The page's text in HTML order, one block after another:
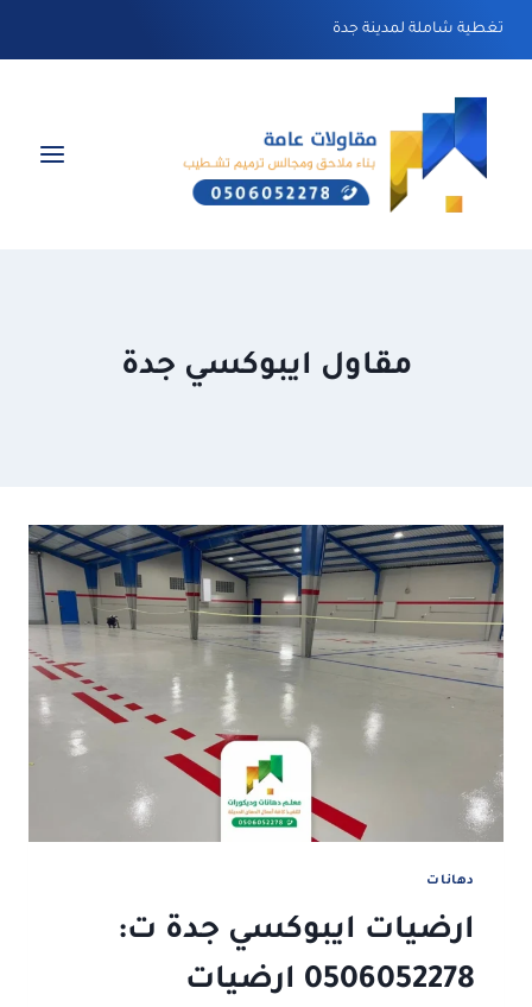
تغطية شاملة لمدينة جدة
مقاول ايبوكسي جدة
دهانات
ارضيات ايبوكسي جدة ت:
0506052278 ارضيات